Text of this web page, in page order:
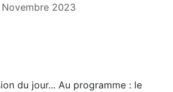
2023
du jour... Au programme : le